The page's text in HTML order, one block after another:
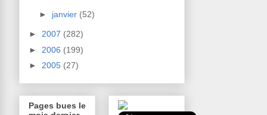
► janvier (52)
► 2007 (282)
► 2006 (199)
► 2005 (27)
Pages bues le